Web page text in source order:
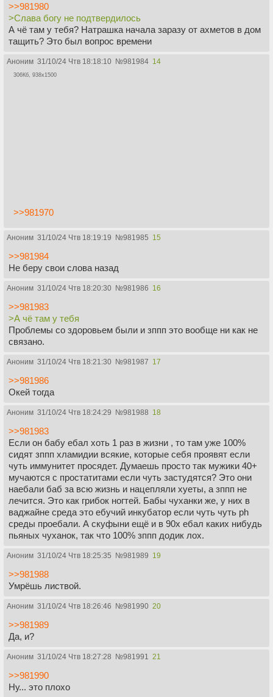
>>981980
>Слава богу не подтвердилось
А чё там у тебя? Натрашка начала заразу от ахметов в дом
тащить? Это был вопрос времени
Аноним 31/10/24 Чтв 18:18:10 №981984 14
306Кб, 938x1500
>>981970
Аноним 31/10/24 Чтв 18:19:19 №981985 15
>>981984
Не беру свои слова назад
Аноним 31/10/24 Чтв 18:20:30 №981986 16
>>981983
>А чё там у тебя
Проблемы со здоровьем были и зппп это вообще ни как не
связано.
Аноним 31/10/24 Чтв 18:21:30 №981987 17
>>981986
Окей тогда
Аноним 31/10/24 Чтв 18:24:29 №981988 18
>>981983
Если он бабу ебал хоть 1 раз в жизни , то там уже 100%
сидят зппп хламидии всякие, которые себя проявят если
чуть иммунитет просядет. Думаешь просто так мужики 40+
мучаются с простатитами если чуть застудятся? Это они
наебали баб за всю жизнь и нацепляли хуеты, а зппп не
лечится. Это как грибок ногтей. Бабы чуханки же, у них в
ваджайне среда это ебучий инкубатор если чуть чуть ph
среды проебали. А скуфыни ещё и в 90х ебал каких нибудь
пьяных чуханок, так что 100% зппп додик лох.
Аноним 31/10/24 Чтв 18:25:35 №981989 19
>>981988
Умрёшь листвой.
Аноним 31/10/24 Чтв 18:26:46 №981990 20
>>981989
Да, и?
Аноним 31/10/24 Чтв 18:27:28 №981991 21
>>981990
Ну... это плохо